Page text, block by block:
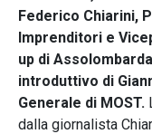
Federico Chiarini,
Imprenditori e
up di
introduttivo di
Generale di MOST.
dalla giornalista